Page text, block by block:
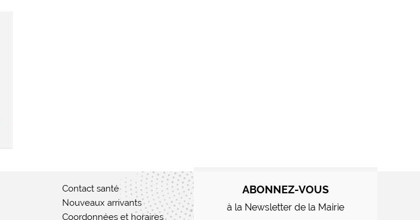
Contact santé
Nouveaux arrivants
Coordonnées et horaires
ABONNEZ-VOUS
à la Newsletter de la Mairie